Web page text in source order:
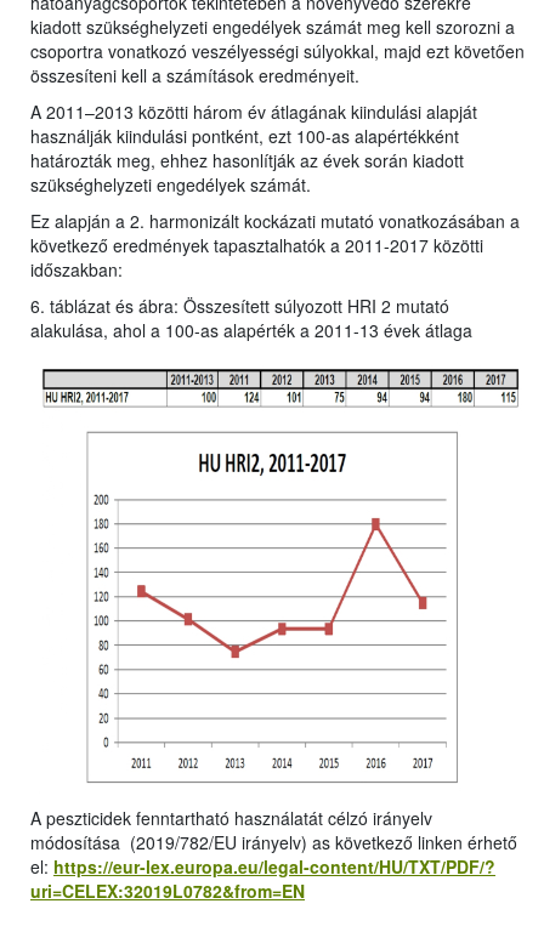
kiadott szükséghelyzeti engedélyek számát meg kell szorozni a
csoportra vonatkozó veszélyességi súlyokkal, majd ezt követően
összesíteni kell a számítások eredményeit.
A 2011–2013 közötti három év átlagának kiindulási alapját
használják kiindulási pontként, ezt 100-as alapértékként
határozták meg, ehhez hasonlítják az évek során kiadott
szükséghelyzeti engedélyek számát.
Ez alapján a 2. harmonizált kockázati mutató vonatkozásában a
következő eredmények tapasztalhatók a 2011-2017 közötti
időszakban:
6. táblázat és ábra: Összesített súlyozott HRI 2 mutató
alakulása, ahol a 100-as alapérték a 2011-13 évek átlaga
A peszticidek fenntartható használatát célzó irányelv
módosítása (2019/782/EU irányelv) as következő linken érhető
el: https://eur-lex.europa.eu/legal-content/HU/TXT/PDF/?
uri=CELEX:32019L0782&from=EN